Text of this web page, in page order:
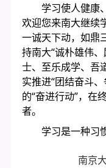
学习使人健康
欢迎您来南大继续
一诚天下动，如鼎
持南大“诚朴雄伟
士、至乐成学、吾
实推进“团结奋斗
的“奋进行动”，在
者。
学习是一种习
南京